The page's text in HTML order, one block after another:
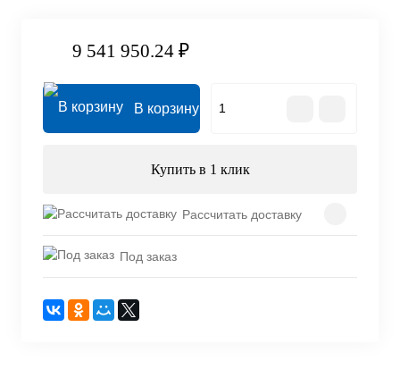
9 541 950.24 ₽
В корзину
Купить в 1 клик
Рассчитать доставку
Под заказ